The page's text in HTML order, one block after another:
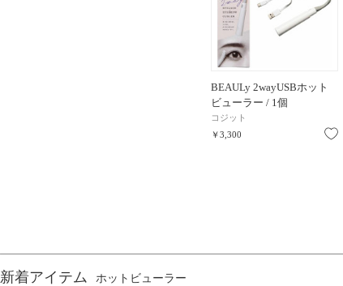
BEAULy 2wayUSBホット
ビューラー / 1個
コジット
￥3,300
新着アイテム ホットビューラー